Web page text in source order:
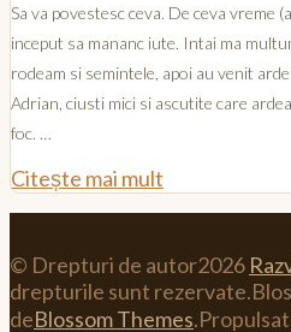
Sa va povestesc ceva. De ceva vreme
inceput sa mananc iute. Intai ma
rodeam si semintele, apoi au venit
Adrian, ciusti mici si ascutite care
foc. …
Citește mai mult
© Drepturi de autor2026
drepturile sunt rezervate.
deBlossom Themes